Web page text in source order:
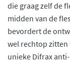
die graag zelf de
midden van de
bevordert de
wel rechtop zitten
unieke Difrax